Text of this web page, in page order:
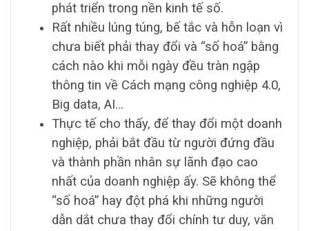
phát triển trong nền kinh tế số.
Rất nhiều lúng túng, bế tắc và hỗn loạn vì
chưa biết phải thay đổi và “số hoá” bằng
cách nào khi mỗi ngày đều tràn ngập
thông tin về Cách mạng công nghiệp 4.0,
Big data, AI…
Thực tế cho thấy, để thay đổi một doanh
nghiệp, phải bắt đầu từ người đứng đầu
và thành phần nhân sự lãnh đạo cao
nhất của doanh nghiệp ấy. Sẽ không thể
“số hoá” hay đột phá khi những người
dẫn dắt chưa thay đổi chính tư duy, văn